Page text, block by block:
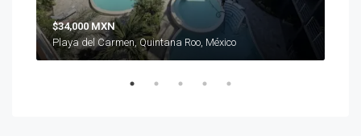
$34,000 MXN
Playa del Carmen, Quintana Roo, México